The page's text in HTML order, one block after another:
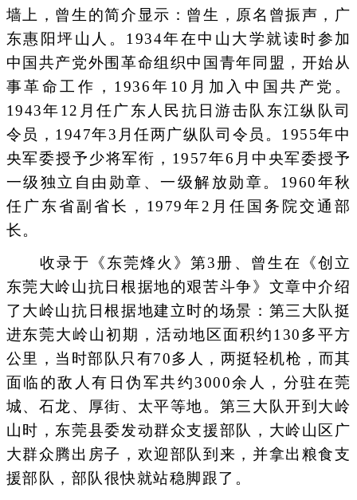
墙上，曾生的简介显示：曾生，原名曾振声，广
东惠阳坪山人。1934年在中山大学就读时参加
中国共产党外围革命组织中国青年同盟，开始从
事革命工作，1936年10月加入中国共产党。
1943年12月任广东人民抗日游击队东江纵队司
令员，1947年3月任两广纵队司令员。1955年中
央军委授予少将军衔，1957年6月中央军委授予
一级独立自由勋章、一级解放勋章。1960年秋
任广东省副省长，1979年2月任国务院交通部
长。
收录于《东莞烽火》第3册、曾生在《创立
东莞大岭山抗日根据地的艰苦斗争》文章中介绍
了大岭山抗日根据地建立时的场景：第三大队挺
进东莞大岭山初期，活动地区面积约130多平方
公里，当时部队只有70多人，两挺轻机枪，而其
面临的敌人有日伪军共约3000余人，分驻在莞
城、石龙、厚街、太平等地。第三大队开到大岭
山时，东莞县委发动群众支援部队，大岭山区广
大群众腾出房子，欢迎部队到来，并拿出粮食支
援部队，部队很快就站稳脚跟了。